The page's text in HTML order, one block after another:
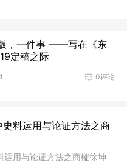
，一件事 ——写在《东
定稿之际
0评论
料运用与论证方法之商
用与论证方法之商榷徐坤